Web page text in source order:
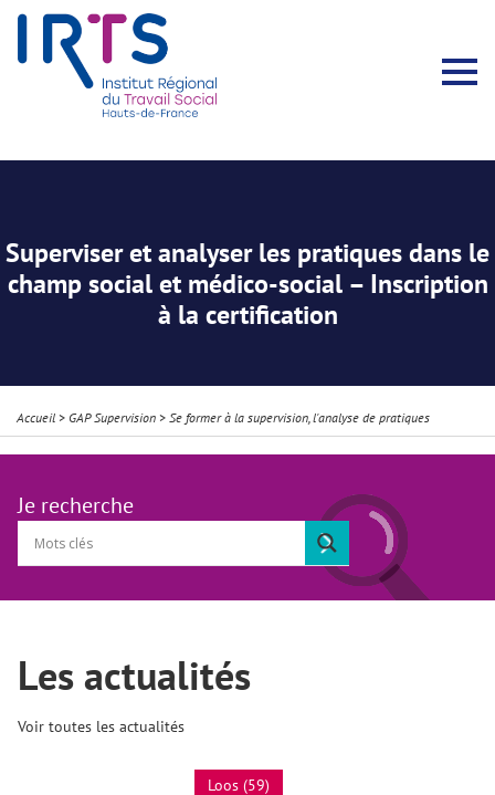
Superviser et analyser les pratiques dans le
champ social et médico-social – Inscription
à la certification
Accueil > GAP Supervision > Se former à la supervision, l'analyse de pratiques
Je recherche
Les actualités
Voir toutes les actualités
Loos (59)